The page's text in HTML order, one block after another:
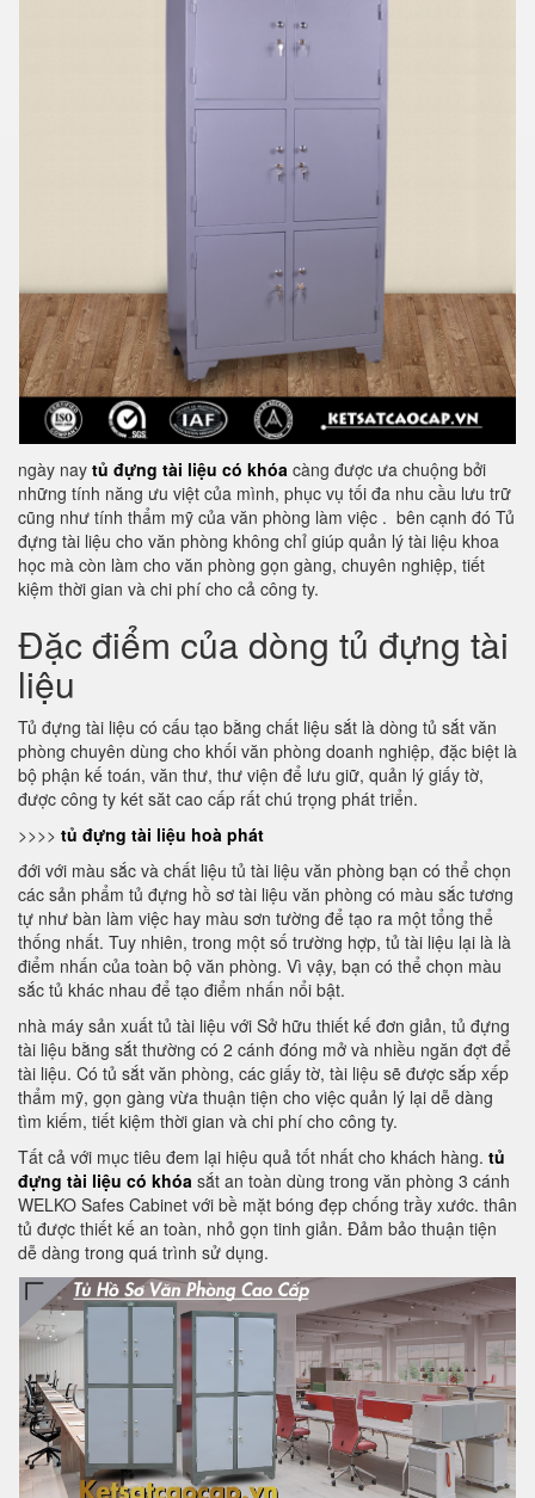
ngày nay tủ đựng tài liệu có khóa càng được ưa chuộng bởi
những tính năng ưu việt của mình, phục vụ tối đa nhu cầu lưu trữ
cũng như tính thẩm mỹ của văn phòng làm việc . bên cạnh đó Tủ
đựng tài liệu cho văn phòng không chỉ giúp quản lý tài liệu khoa
học mà còn làm cho văn phòng gọn gàng, chuyên nghiệp, tiết
kiệm thời gian và chi phí cho cả công ty.
Đặc điểm của dòng tủ đựng tài
liệu
Tủ đựng tài liệu có cấu tạo bằng chất liệu sắt là dòng tủ sắt văn
phòng chuyên dùng cho khối văn phòng doanh nghiệp, đặc biệt là
bộ phận kế toán, văn thư, thư viện để lưu giữ, quản lý giấy tờ,
được công ty két săt cao cấp rất chú trọng phát triển.
>>>> tủ đựng tài liệu hoà phát
đới với màu sắc và chất liệu tủ tài liệu văn phòng bạn có thể chọn
các sản phẩm tủ đựng hồ sơ tài liệu văn phòng có màu sắc tương
tự như bàn làm việc hay màu sơn tường để tạo ra một tổng thể
thống nhất. Tuy nhiên, trong một số trường hợp, tủ tài liệu lại là là
điểm nhấn của toàn bộ văn phòng. Vì vậy, bạn có thể chọn màu
sắc tủ khác nhau để tạo điểm nhấn nổi bật.
nhà máy sản xuất tủ tài liệu với Sở hữu thiết kế đơn giản, tủ đựng
tài liệu bằng sắt thường có 2 cánh đóng mở và nhiều ngăn đợt để
tài liệu. Có tủ sắt văn phòng, các giấy tờ, tài liệu sẽ được sắp xếp
thẩm mỹ, gọn gàng vừa thuận tiện cho việc quản lý lại dễ dàng
tìm kiếm, tiết kiệm thời gian và chi phí cho công ty.
Tất cả với mục tiêu đem lại hiệu quả tốt nhất cho khách hàng. tủ
đựng tài liệu có khóa sắt an toàn dùng trong văn phòng 3 cánh
WELKO Safes Cabinet với bề mặt bóng đẹp chống trầy xước. thân
tủ được thiết kế an toàn, nhỏ gọn tinh giản. Đảm bảo thuận tiện
dễ dàng trong quá trình sử dụng.